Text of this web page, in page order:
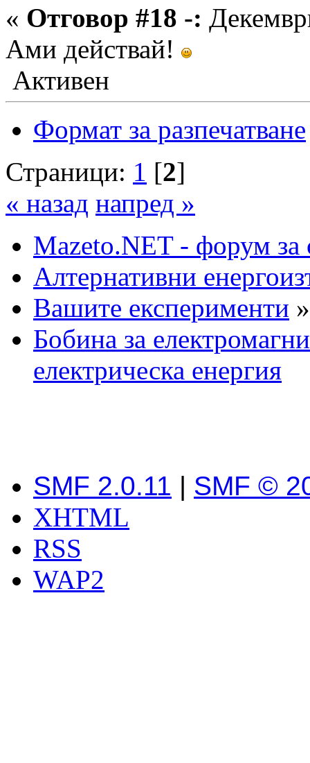
« Отговор #18 -:
Ами действай!
Активен
Формат за разпечатване
Страници: 1 [2]
« назад напред »
Mazeto.NET - форум за
Алтернативни
Вашите експерименти »
Бобина за
електрическа енергия
SMF 2.0.11 | SMF ©
XHTML
RSS
WAP2